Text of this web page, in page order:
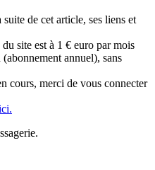
de cet article, ses liens et
site est à 1 € euro par mois
annuel), sans
cours, merci de vous connecter